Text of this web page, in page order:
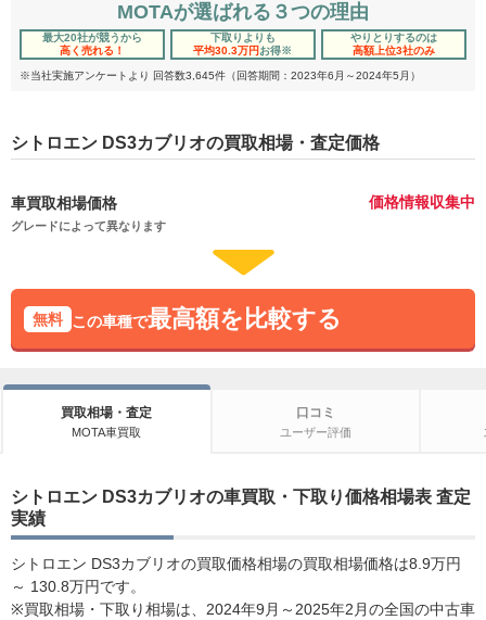
MOTAが選ばれる３つの理由
最大20社が競うから
高く売れる！
下取りよりも
平均30.3万円お得※
やりとりするのは
高額上位3社のみ
※当社実施アンケートより 回答数3,645件（回答期間：2023年6月～2024年5月）
シトロエン DS3カブリオの買取相場・査定価格
車買取相場価格 価格情報収集中
グレードによって異なります
無料 この車種で最高額を比較する
買取相場・査定
MOTA車買取
口コミ
ユーザー評価
シトロエン DS3カブリオの車買取・下取り価格相場表 査定
実績
シトロエン DS3カブリオの買取価格相場の買取相場価格は8.9万円
～ 130.8万円です。
※買取相場・下取り相場は、2024年9月～2025年2月の全国の中古車